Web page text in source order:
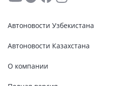
Автоновости Узбекистана
Автоновости Казахстана
О компании